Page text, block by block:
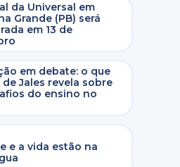
da Universal em
Grande (PB) será
em 13 de
em debate: o que
Jales revela sobre
do ensino no
e a vida estão na